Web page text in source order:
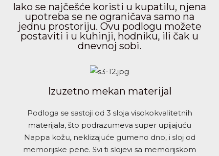
Iako se najčešće koristi u kupatilu, njena
upotreba se ne ograničava samo na
jednu prostoriju. Ovu podlogu možete
postaviti i u kuhinji, hodniku, ili čak u
dnevnoj sobi.
Izuzetno mekan materijal
Podloga se sastoji od 3 sloja visokokvalitetnih
materijala, što podrazumeva super upijajuću
Nappa kožu, neklizajuće gumeno dno, i sloj od
memorijske pene. Svi ti slojevi sa memorijskom